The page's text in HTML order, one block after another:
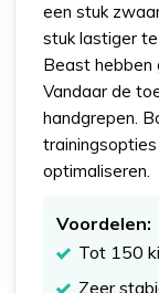
een stuk
stuk lastiger
Beast
Vandaar de
handgrepen.
optimaliseren.
Voordelen:
Tot 150
Zeer